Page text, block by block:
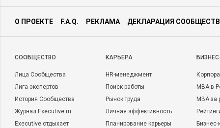
О ПРОЕКТЕ F.A.Q. РЕКЛАМА ДЕКЛАРАЦИЯ
CООБЩЕСТВО
Лица Сообщества
Лига экспертов
История Сообщества
Журнал Executive.ru
Executive отдыхает
КАРЬЕРА
HR-менеджмент
Поиск работы
Рынок труда
Личная эффективность
Планирование карьеры
MBA в
MBA
Бизнес-